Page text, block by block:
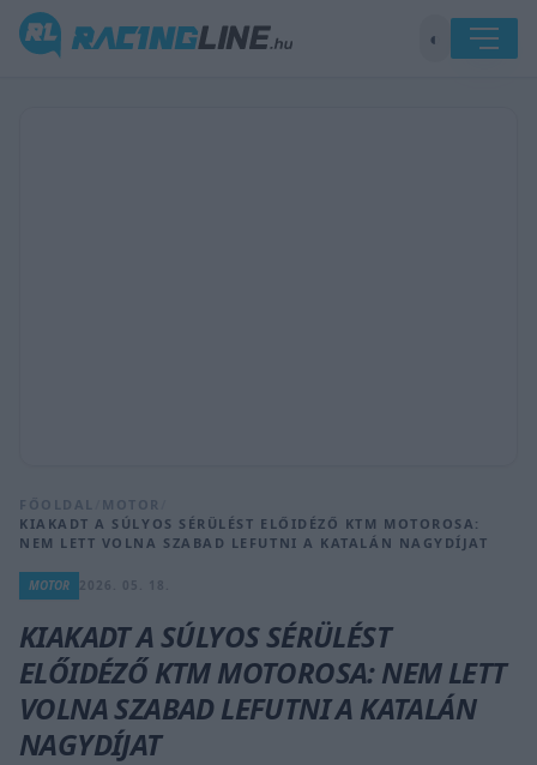
◐
FŐOLDAL MOTOR
KIAKADT A SÚLYOS SÉRÜLÉST ELŐIDÉZŐ KTM MOTOROSA:
NEM LETT VOLNA SZABAD LEFUTNI A KATALÁN NAGYDÍJAT
MOTOR
KIAKADT A SÚLYOS SÉRÜLÉST
ELŐIDÉZŐ KTM MOTOROSA: NEM LETT
VOLNA SZABAD LEFUTNI A KATALÁN
NAGYDÍJAT